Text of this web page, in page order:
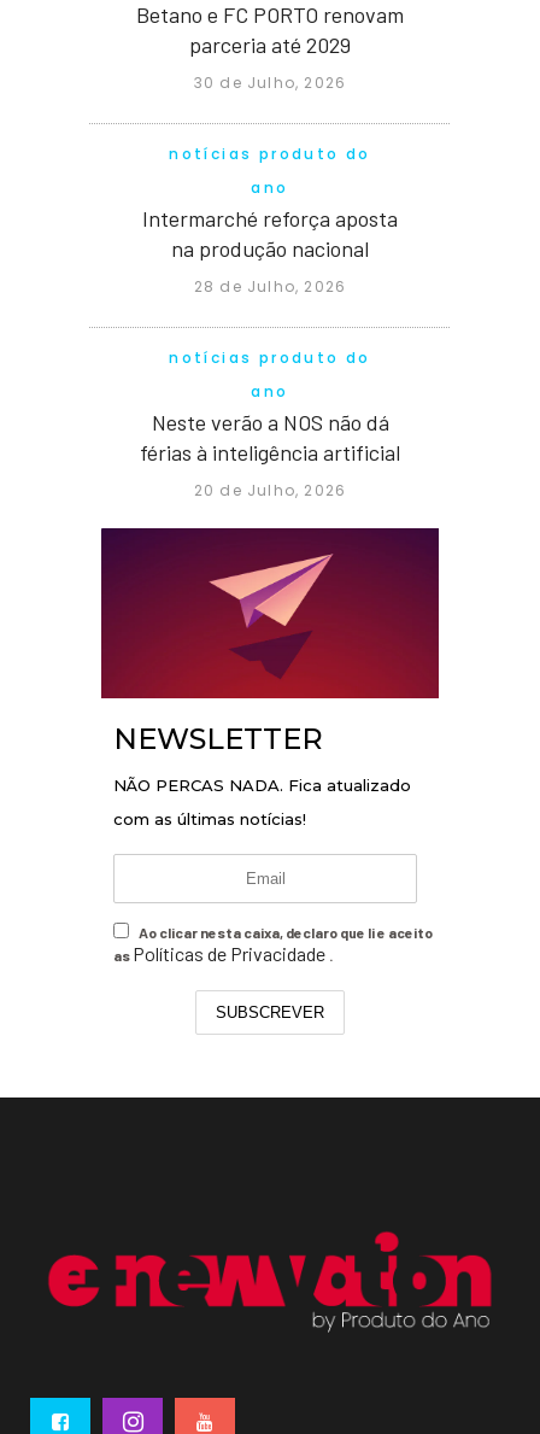
Betano e FC PORTO renovam
parceria até 2029
30 de Julho, 2026
notícias produto do
ano
Intermarché reforça aposta
na produção nacional
28 de Julho, 2026
notícias produto do
ano
Neste verão a NOS não dá
férias à inteligência artificial
20 de Julho, 2026
NEWSLETTER
NÃO PERCAS NADA. Fica atualizado
com as últimas notícias!
Ao clicar nesta caixa, declaro que li e aceito
as Políticas de Privacidade
SUBSCREVER